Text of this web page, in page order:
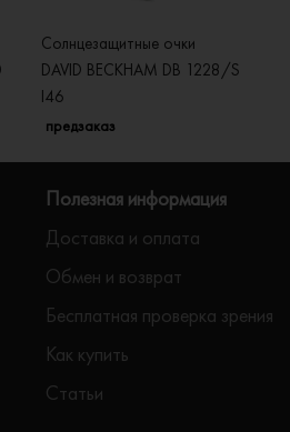
Солнцезащитные очки
DAVID BECKHAM DB 1228/S
I46
предзаказ
Полезная информация
Доставка и оплата
Обмен и возврат
Бесплатная проверка зрения
Как купить
Статьи